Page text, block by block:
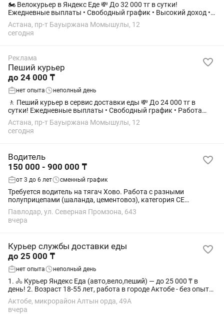
🏍️ Велокурьер в Яндекс Еде 💸 До 32 000 тг в сутки!
Ежедневные выплаты • Свободный график • Высокий доход •
Быстрое подключение 🚀 Есть мопед и желание хорошо
зарабатывать? Присоединяйтесь к...
Астана, пр-т Бауыржана Момышулы, 12
сегодня
Реклама
Пеший курьер
до 24 000 ₸
нет опыта неполный день
🚶 Пеший курьер в сервис доставки еды 💸 До 24 000 тг в
сутки! Ежедневные выплаты • Свободный график • Работа
рядом с домом • Можно без опыта 🔥 Хотите получать
стабильный доход и самостоятельно...
Астана, пр-т Бауыржана Момышулы, 12
сегодня
Водитель
150 000 - 900 000 ₸
от 3 до 6 лет сменный график
Требуется водитель на тягач Хово. Работа с разными
полуприцепами (шаланда, цементовоз), категория СЕ
обязательна. Оплата оклад +рейсы.
Павлодар, ул. Северная Промзона, 643
вчера
Курьер службы доставки еды
до 25 000 ₸
нет опыта неполный день
1. 🚴 Курьер Яндекс Еда (авто,вело,пеший) — до 25 000 ₸ в
день! 2. Возраст 18-55 лет, работа в городе Актобе - без опыта
3. Свободный график + ежедневные выплаты 💰 4. Можно с
заблокированными...
Актобе, микрорайон Алтын орда, 49А
вчера